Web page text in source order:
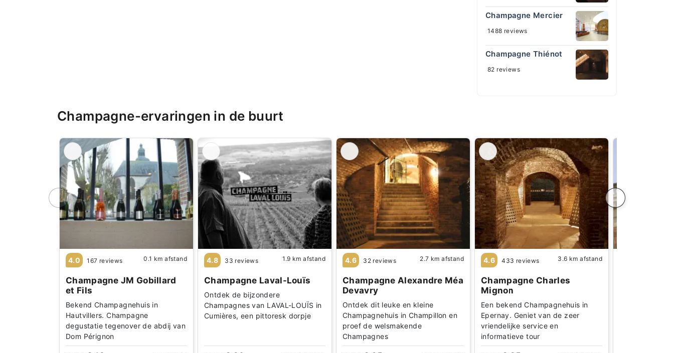
Champagne Mercier
1488 reviews
Champagne Thiénot
82 reviews
Champagne-ervaringen in de buurt
4.0 167 reviews 0.1 km afstand
Champagne JM Gobillard
et Fils
Bekend Champagnehuis in
Hautvillers. Champagne
degustatie tegenover de abdij van
Dom Pérignon
4.8 33 reviews 1.9 km afstand
Champagne Laval-Louïs
Ontdek de bijzondere
Champagnes van LAVAL-LOUÏS in
Cumières, een pittoresk dorpje
4.6 32 reviews 2.7 km afstand
Champagne Alexandre Méa
Devavry
Ontdek dit leuke en kleine
Champagnehuis in Champillon en
proef de welsmakende
Champagnes
4.6 433 reviews 3.6 km afstand
Champagne Charles
Mignon
Een bekend Champagnehuis in
Epernay. Geniet van de zeer
vriendelijke service en
informatieve tour